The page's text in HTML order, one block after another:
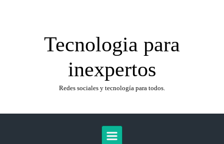
Tecnologia para
inexpertos
Redes sociales y tecnología para todos.